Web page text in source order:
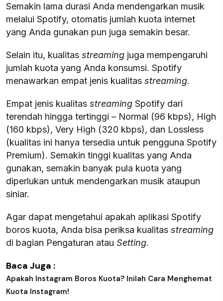
Semakin lama durasi Anda mendengarkan musik
melalui Spotify, otomatis jumlah kuota internet
yang Anda gunakan pun juga semakin besar.
Selain itu, kualitas streaming juga mempengaruhi
jumlah kuota yang Anda konsumsi. Spotify
menawarkan empat jenis kualitas streaming.
Empat jenis kualitas streaming Spotify dari
terendah hingga tertinggi – Normal (96 kbps), High
(160 kbps), Very High (320 kbps), dan Lossless
(kualitas ini hanya tersedia untuk pengguna Spotify
Premium). Semakin tinggi kualitas yang Anda
gunakan, semakin banyak pula kuota yang
diperlukan untuk mendengarkan musik ataupun
siniar.
Agar dapat mengetahui apakah aplikasi Spotify
boros kuota, Anda bisa periksa kualitas streaming
di bagian Pengaturan atau Setting.
Baca Juga :
Apakah Instagram Boros Kuota? Inilah Cara Menghemat
Kuota Instagram!